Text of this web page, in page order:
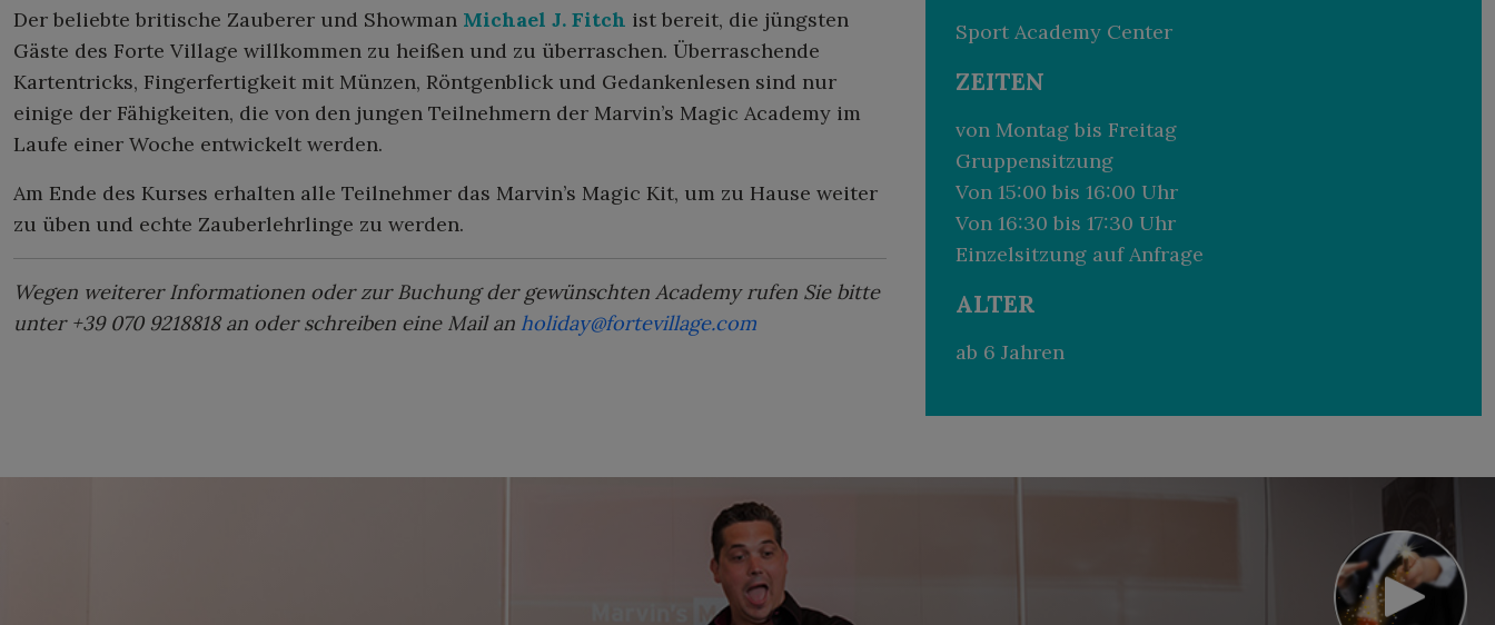
Sport Academy Center
ZEITEN
von Montag bis Freitag
Gruppensitzung
Von 15:00 bis 16:00 Uhr
Von 16:30 bis 17:30 Uhr
Einzelsitzung auf Anfrage
ALTER
ab 6 Jahren
Der beliebte britische Zauberer und Showman Michael J. Fitch ist bereit, die jüngsten
Gäste des Forte Village willkommen zu heißen und zu überraschen. Überraschende
Kartentricks, Fingerfertigkeit mit Münzen, Röntgenblick und Gedankenlesen sind nur
einige der Fähigkeiten, die von den jungen Teilnehmern der Marvin’s Magic Academy im
Laufe einer Woche entwickelt werden.
Am Ende des Kurses erhalten alle Teilnehmer das Marvin’s Magic Kit, um zu Hause weiter
zu üben und echte Zauberlehrlinge zu werden.
Wegen weiterer Informationen oder zur Buchung der gewünschten Academy rufen Sie bitte
unter +39 070 9218818 an oder schreiben eine Mail an holiday@fortevillage.com